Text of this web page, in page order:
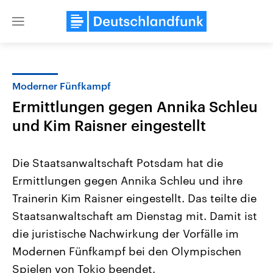
Close
Landtagswahl Sachsen-Anhalt
2026
Alle Informationen
Sachsen-Anhalt wählt am 6.
September 2026 einen neuen
Bundesland von einer Koalition aus
USA
Aktuelle Beiträge,
Hintergründe
gehören die Vereinigten
Moderner Fünfkampf
Ermittlungen gegen Annika Schleu
und Kim Raisner eingestellt
Die Staatsanwaltschaft Potsdam hat die
Ermittlungen gegen Annika Schleu und ihre
Trainerin Kim Raisner eingestellt. Das teilte die
Staatsanwaltschaft am Dienstag mit. Damit ist
die juristische Nachwirkung der Vorfälle im
Modernen Fünfkampf bei den Olympischen
Spielen von Tokio beendet.